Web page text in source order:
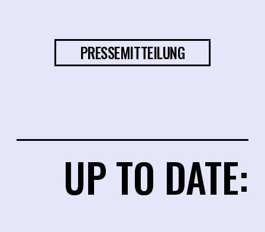
PRESSEMITTEILUNG
UP TO DATE: